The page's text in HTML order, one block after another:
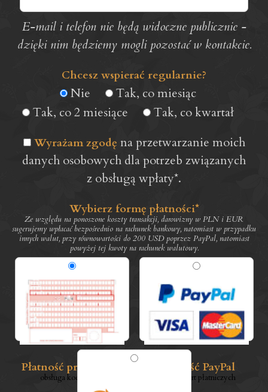
E-mail i telefon nie będą widoczne publicznie -
dzięki nim będziemy mogli pozostać w kontakcie.
Chcesz wspierać regularnie?
Nie
Tak, co miesiąc
Tak, co 2 miesiące
Tak, co kwartał
Wyrażam zgodę na przetwarzanie moich
danych osobowych dla potrzeb związanych
z obsługą wpłaty*.
Wybierz formę płatności*
Ze względu na ponoszone koszty transakcji, darowizny w PLN i EUR
sugerujemy wpłacać bezpośrednio na rachunek bankowy, natomiast w przypadku
innych walut, przy równowartości do 200 USD poprzez PayPal, natomiast
powyżej tej kwoty na rachunek walutowy.
Płatność przelewem
obsługa kodów QR
Płatność PayPal
obsługa kart płatniczych